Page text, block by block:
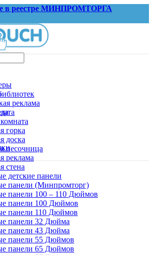
в реестре МИНПРОМТОРГА
реклама
горка
доска
песочница
реклама
стена
детские панели
панели (Минпромторг)
панели 100 – 110 Дюймов
панели 100 Дюймов
панели 110 Дюймов
панели 32 Дюйма
панели 43 Дюйма
панели 55 Дюймов
панели 65 Дюймов